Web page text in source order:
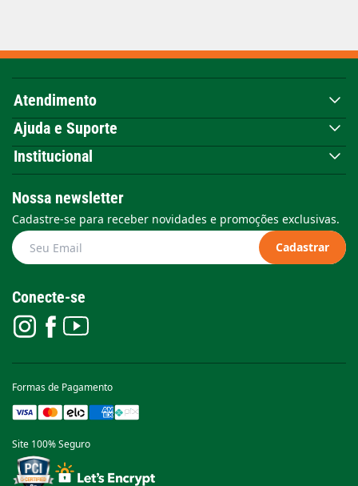
Atendimento
Ajuda e Suporte
Institucional
Nossa newsletter
Cadastre-se para receber novidades e promoções exclusivas.
Cadastrar
Conecte-se
Formas de Pagamento
Site 100% Seguro